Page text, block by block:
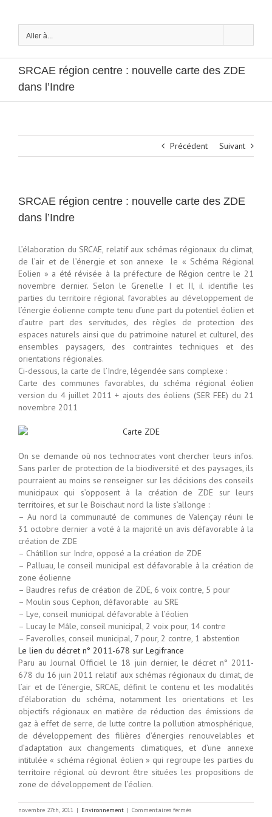
Aller à...
SRCAE région centre : nouvelle carte des ZDE
dans l’Indre
Précédent Suivant
SRCAE région centre : nouvelle carte des ZDE
dans l’Indre
L’élaboration du SRCAE, relatif aux schémas régionaux du climat,
de l’air et de l’énergie et son annexe le « Schéma Régional
Eolien » a été révisée à la préfecture de Région centre le 21
novembre dernier. Selon le Grenelle I et II, il identifie les
parties du territoire régional favorables au développement de
l’énergie éolienne compte tenu d’une part du potentiel éolien et
d’autre part des servitudes, des règles de protection des
espaces naturels ainsi que du patrimoine naturel et culturel, des
ensembles paysagers, des contraintes techniques et des
orientations régionales.
Ci-dessous, la carte de l’Indre, légendée sans complexe :
Carte des communes favorables, du schéma régional éolien
version du 4 juillet 2011 + ajouts des éoliens (SER FEE) du 21
novembre 2011
On se demande où nos technocrates vont chercher leurs infos.
Sans parler de protection de la biodiversité et des paysages, ils
pourraient au moins se renseigner sur les décisions des conseils
municipaux qui s’opposent à la création de ZDE sur leurs
territoires, et sur le Boischaut nord la liste s’allonge :
– Au nord la communauté de communes de Valençay réuni le
31 octobre dernier a voté à la majorité un avis défavorable à la
création de ZDE
– Châtillon sur Indre, opposé a la création de ZDE
– Palluau, le conseil municipal est défavorable à la création de
zone éolienne
– Baudres refus de création de ZDE, 6 voix contre, 5 pour
– Moulin sous Cephon, défavorable au SRE
– Lye, conseil municipal défavorable à l’éolien
– Lucay le Mâle, conseil municipal, 2 voix pour, 14 contre
– Faverolles, conseil municipal, 7 pour, 2 contre, 1 abstention
Le lien du décret n° 2011-678 sur Legifrance
Paru au Journal Officiel le 18 juin dernier, le décret n° 2011-
678 du 16 juin 2011 relatif aux schémas régionaux du climat, de
l’air et de l’énergie, SRCAE, définit le contenu et les modalités
d’élaboration du schéma, notamment les orientations et les
objectifs régionaux en matière de réduction des émissions de
gaz à effet de serre, de lutte contre la pollution atmosphérique,
de développement des filières d’énergies renouvelables et
d’adaptation aux changements climatiques, et d’une annexe
intitulée « schéma régional éolien » qui regroupe les parties du
territoire régional où devront être situées les propositions de
zone de développement de l’éolien.
novembre 27th, 2011 | Environnement | Commentaires ferméssur